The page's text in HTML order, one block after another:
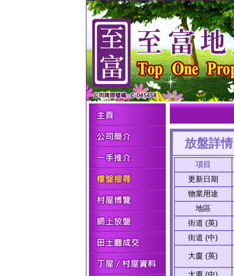
放盤詳情
項目
更新日期
物業用途
地區
街道 (英)
街道 (中)
大廈 (英)
大廈 (中)